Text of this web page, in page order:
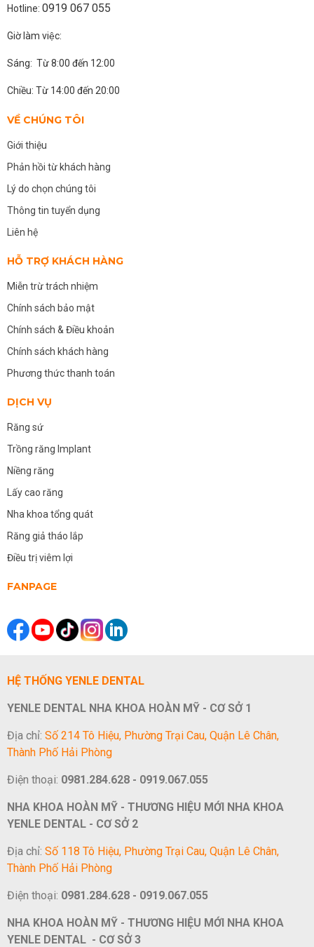
Hotline: 0919 067 055
Giờ làm việc:
Sáng: Từ 8:00 đến 12:00
Chiều: Từ 14:00 đến 20:00
VỀ CHÚNG TÔI
Giới thiệu
Phản hồi từ khách hàng
Lý do chọn chúng tôi
Thông tin tuyển dụng
Liên hệ
HỖ TRỢ KHÁCH HÀNG
Miễn trừ trách nhiệm
Chính sách bảo mật
Chính sách & Điều khoản
Chính sách khách hàng
Phương thức thanh toán
DỊCH VỤ
Răng sứ
Trồng răng Implant
Niềng răng
Lấy cao răng
Nha khoa tổng quát
Răng giả tháo lắp
Điều trị viêm lợi
FANPAGE
HỆ THỐNG YENLE DENTAL
YENLE DENTAL NHA KHOA HOÀN MỸ - CƠ SỞ 1
Địa chỉ: Số 214 Tô Hiệu, Phường Trại Cau, Quận Lê Chân,
Thành Phố Hải Phòng
Điện thoại: 0981.284.628 - 0919.067.055
NHA KHOA HOÀN MỸ - THƯƠNG HIỆU MỚI NHA KHOA
YENLE DENTAL - CƠ SỞ 2
Địa chỉ: Số 118 Tô Hiệu, Phường Trại Cau, Quận Lê Chân,
Thành Phố Hải Phòng
Điện thoại: 0981.284.628 - 0919.067.055
NHA KHOA HOÀN MỸ - THƯƠNG HIỆU MỚI NHA KHOA
YENLE DENTAL - CƠ SỞ 3